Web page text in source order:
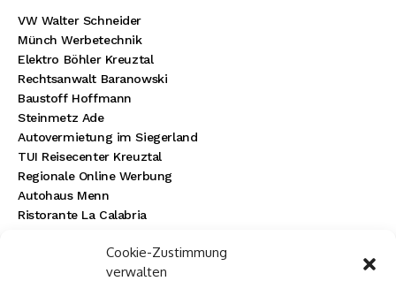
Cookie-Zustimmung
verwalten
VW Walter Schneider
Münch Werbetechnik
Elektro Böhler Kreuztal
Rechtsanwalt Baranowski
Baustoff Hoffmann
Steinmetz Ade
Autovermietung im Siegerland
TUI Reisecenter Kreuztal
Regionale Online Werbung
Autohaus Menn
Ristorante La Calabria
Dornbach Spezialabbruch GmbH